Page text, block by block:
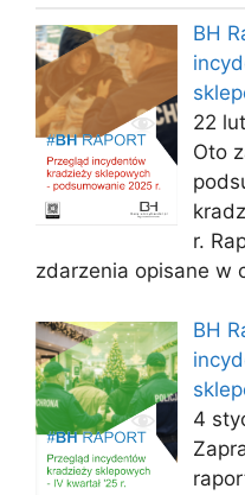
BH
22
Oto
r.
zdarzenia opisane w
BH
4